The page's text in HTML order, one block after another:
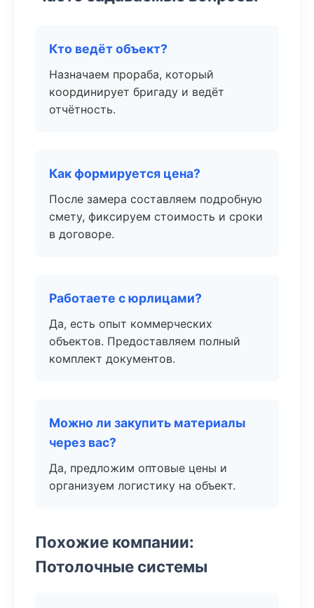
Кто ведёт объект?
Назначаем прораба, который
координирует бригаду и ведёт
отчётность.
Как формируется цена?
После замера составляем подробную
смету, фиксируем стоимость и сроки
в договоре.
Работаете с юрлицами?
Да, есть опыт коммерческих
объектов. Предоставляем полный
комплект документов.
Можно ли закупить материалы
через вас?
Да, предложим оптовые цены и
организуем логистику на объект.
Похожие компании:
Потолочные системы